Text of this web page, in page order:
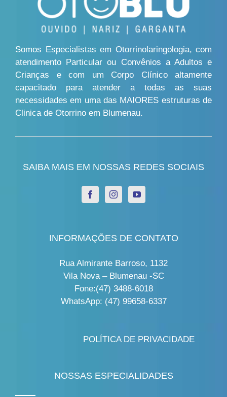
Somos Especialistas em Otorrinolaringologia, com
atendimento Particular ou Convênios a Adultos e
Crianças e com um Corpo Clínico altamente
capacitado para atender a todas as suas
necessidades em uma das MAIORES estruturas de
Clinica de Otorrino em Blumenau.
SAIBA MAIS EM NOSSAS REDES SOCIAIS
INFORMAÇÕES DE CONTATO
Rua Almirante Barroso, 1132
Vila Nova – Blumenau -SC
Fone:(47) 3488-6018
WhatsApp: (47) 99658-6337
POLÍTICA DE PRIVACIDADE
NOSSAS ESPECIALIDADES